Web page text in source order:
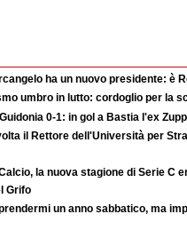
ha un nuovo presidente: è
umbro in lutto: cordoglio per la
0-1: in gol a Bastia l'ex
il Rettore dell'Università per
la nuova stagione di Serie C
Grifo
un anno sabbatico, ma